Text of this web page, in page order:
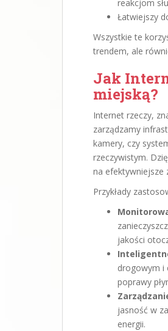
reakcjom
Łatwiejszy
Wszystkie te
trendem, ale
Jak
miejską?
Internet rzeczy,
zarządzamy
kamery, czy
rzeczywistym.
na efektywniejsze
Przykłady
jakości
drogowym i
poprawy
jasność w
energii.